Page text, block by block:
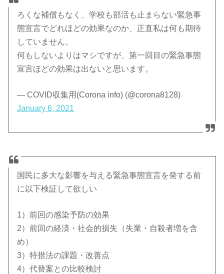
ろくな補償もなく、学校も部活も止まらない緊急事
態宣言でどれほどの効果なのか、正直私は何も期待
していません。
何もしないよりはマシですが、第一回目の緊急事態
宣言ほどの効果は出ないと思います。
— COVID収集用(Corona info) (@corona8128)
January 6, 2021
国民に多大な影響を与える緊急事態宣言を発する前
に以下検証して欲しい
1）前回の感染予防の効果
2）前回の経済・社会的損失（失業・自殺者増を含
め）
3）特措法の課題・改善点
4）代替案との比較検討